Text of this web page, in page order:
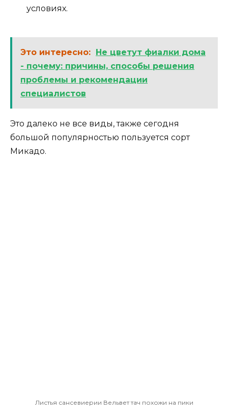
условиях.
Это интересно: Не цветут фиалки дома
- почему: причины, способы решения
проблемы и рекомендации
специалистов
Это далеко не все виды, также сегодня
большой популярностью пользуется сорт
Микадо.
Листья сансевиерии Вельвет тач похожи на пики